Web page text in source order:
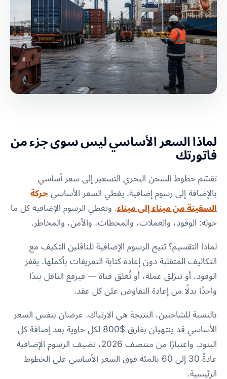
لماذا السعر الأساسي ليس سوى جزء من
فاتورتك
تقسّم خطوط الشحن البحري التسعير إلى سعر أساسي
بالإضافة إلى رسوم إضافية. يغطي السعر الأساسي حركة
السفينة من ميناء إلى ميناء. وتغطي الرسوم الإضافية كل ما
حوله: الوقود، والعملات، والمحطات، والأمن، والمخاطر.
لماذا التقسيم؟ تتيح الرسوم الإضافية للناقلين التكيف مع
التكاليف المتقلبة دون إعادة كتابة التعريفات بأكملها. يقفز
الوقود، أو تنزلق عملة، أو تُغلق قناة — فيرفع الناقل بندًا
واحدًا بدلًا من إعادة التفاوض على كل عقد.
بالنسبة للشاحنين، النتيجة هي الارتباك. عرضان بنفس السعر
الأساسي قد ينتهيان بفارق $800 لكل حاوية بعد إضافة كل
البنود. واعتبارًا من منتصف 2026، تضيف الرسوم الإضافية
عادةً 30 إلى 60 بالمئة فوق السعر الأساسي على الخطوط
الرئيسية.